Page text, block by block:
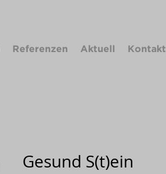
Referenzen Aktuell Kontakt
Gesund S(t)ein